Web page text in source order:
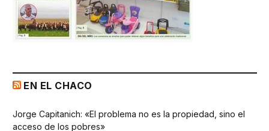
EN EL CHACO
Jorge Capitanich: «El problema no es la propiedad, sino el
acceso de los pobres»